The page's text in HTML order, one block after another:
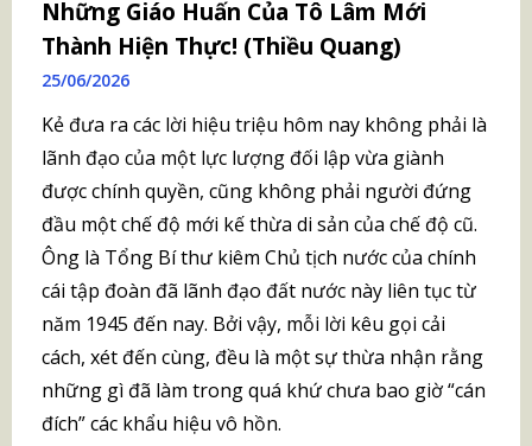
Những Giáo Huấn Của Tô Lâm Mới
Thành Hiện Thực! (Thiều Quang)
25/06/2026
Kẻ đưa ra các lời hiệu triệu hôm nay không phải là
lãnh đạo của một lực lượng đối lập vừa giành
được chính quyền, cũng không phải người đứng
đầu một chế độ mới kế thừa di sản của chế độ cũ.
Ông là Tổng Bí thư kiêm Chủ tịch nước của chính
cái tập đoàn đã lãnh đạo đất nước này liên tục từ
năm 1945 đến nay. Bởi vậy, mỗi lời kêu gọi cải
cách, xét đến cùng, đều là một sự thừa nhận rằng
những gì đã làm trong quá khứ chưa bao giờ “cán
đích” các khẩu hiệu vô hồn.